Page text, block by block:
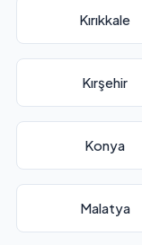
Kırıkkale
Kırşehir
Konya
Malatya